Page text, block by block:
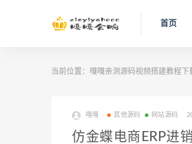
首页
当前位置： 嘎嘎亲测源码视频搭建教程下
嘎嘎 其他源码 网站源码
仿金蝶电商ERP进